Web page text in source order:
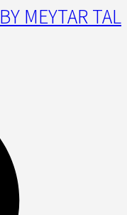
BY MEYTAR TAL